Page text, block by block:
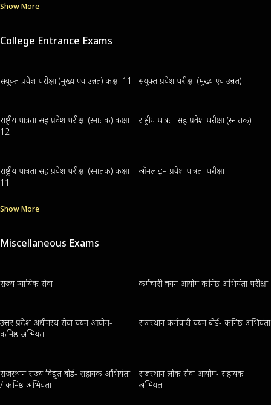
Show More
College Entrance Exams
संयुक्त प्रवेश परीक्षा (मुख्य एवं उन्नत) कक्षा 11 संयुक्त प्रवेश परीक्षा (मुख्य एवं उन्नत)
राष्ट्रीय पात्रता सह प्रवेश परीक्षा (स्नातक) कक्षा
12
राष्ट्रीय पात्रता सह प्रवेश परीक्षा (स्नातक)
राष्ट्रीय पात्रता सह प्रवेश परीक्षा (स्नातक) कक्षा
11
ऑनलाइन प्रवेश पात्रता परीक्षा
Show More
Miscellaneous Exams
राज्य न्यायिक सेवा कर्मचारी चयन आयोग कनिष्ठ अभियंता परीक्षा
उत्तर प्रदेश अधीनस्थ सेवा चयन आयोग-
कनिष्ठ अभियंता
राजस्थान कर्मचारी चयन बोर्ड- कनिष्ठ अभियंता
राजस्थान राज्य विद्युत बोर्ड- सहायक अभियंता
/ कनिष्ठ अभियंता
राजस्थान लोक सेवा आयोग- सहायक
अभियंता